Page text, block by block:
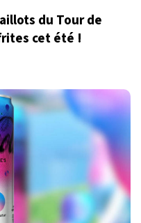
du Tour de
cet été !